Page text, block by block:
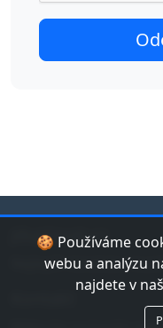
🍪 Používáme
webu a analýzu
najdete v
jduplavat.cz
Nejlepší databáze